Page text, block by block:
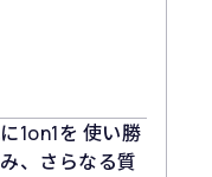
1on1を 使い勝
、さらなる質